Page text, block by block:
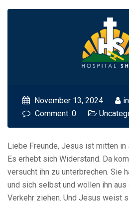
November 13, 2024
Comment: 0
Liebe Freunde, Jesus ist mitten in
Es erhebt sich Widerstand. Da
versucht ihn zu unterbrechen. Sie
und sich selbst und wollen ihn
Verkehr ziehen. Und Jesus weist